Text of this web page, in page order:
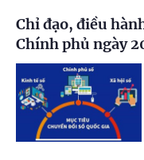
Chỉ đạo, điều
Chính phủ ngày